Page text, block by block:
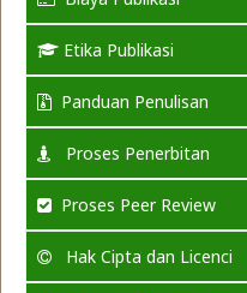
Etika Publikasi
Panduan Penulisan
Proses Penerbitan
Proses Peer Review
Hak Cipta dan Licenci